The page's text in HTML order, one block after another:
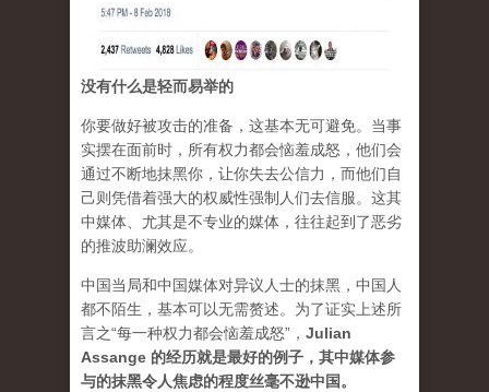
没有什么是轻而易举的
你要做好被攻击的准备，这基本无可避免。当事
实摆在面前时，所有权力都会恼羞成怒，他们会
通过不断地抹黑你，让你失去公信力，而他们自
己则凭借着强大的权威性强制人们去信服。这其
中媒体、尤其是不专业的媒体，往往起到了恶劣
的推波助澜效应。
中国当局和中国媒体对异议人士的抹黑，中国人
都不陌生，基本可以无需赘述。为了证实上述所
言之“每一种权力都会恼羞成怒”， Julian
Assange 的经历就是最好的例子，其中媒体参
与的抹黑令人焦虑的程度丝毫不逊中国。